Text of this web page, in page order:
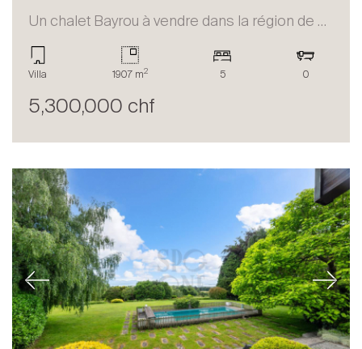
Un chalet Bayrou à vendre dans la région de Villars-sur-Ollon
Villa 1907 m2 5 0
5,300,000 chf
Previous Next